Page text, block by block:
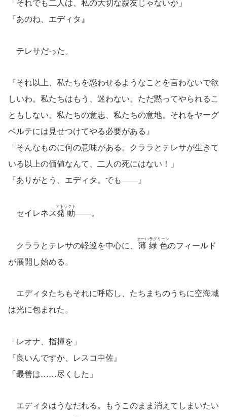
「それでも二人は、私の大切な親友じゃないか」
『あのね、エディタ』
テレサだった。
『それ以上、私たちを惑わせるようなことを言わないで欲
しいわ。私たちはもう、迷わない。ただ黙ってやられるこ
ともしない。私たちの意志、私たちの意地。それをヤーグ
ベルテには見せつけてやる必要がある』
「そんなものに何の意味がある。クララとテレサが生きて
いる以上の価値なんて、二人の死にはない！」
『ありがとう、エディタ。でも――』
セイレネス発動
アトラクト
――。
クララとテレサの軽巡を中心に、 薄緑色
オーロラグリーン
のフィールド
が展開し始める。
エディタたちもそれに呼応し、たちまちのうちに空海域
は光に包まれた。
「レオナ、指揮を」
『良いんですか、レスコ中佐』
「最善は……尽くした」
エディタはうなだれる。もうこのまま消えてしまいたい